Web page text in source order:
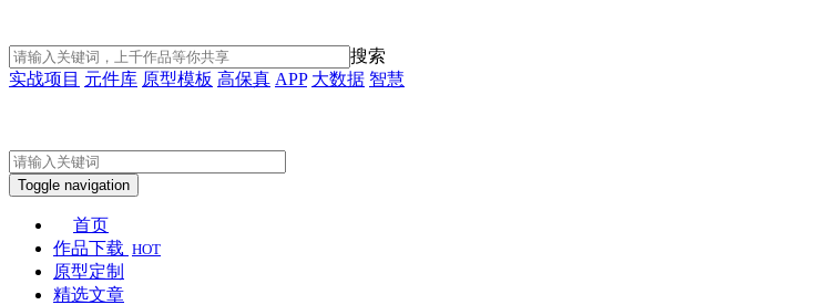
搜索
实战项目 元件库 原型模板 高保真 APP 大数据 智慧
Toggle navigation
首页
作品下载 HOT
原型定制
精选文章